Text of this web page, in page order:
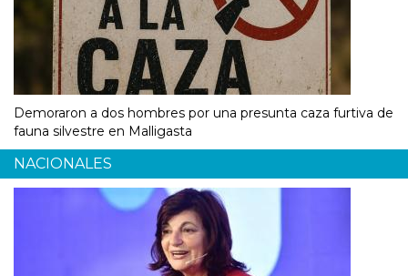
Demoraron a dos hombres por una presunta caza furtiva de
fauna silvestre en Malligasta
NACIONALES